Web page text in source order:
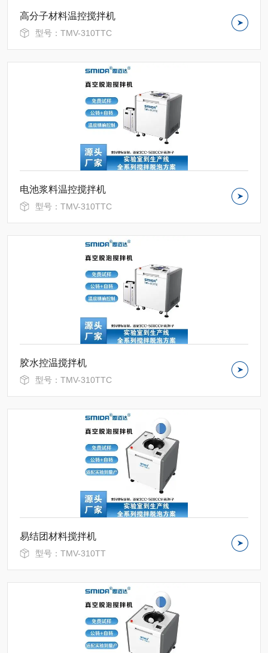
高分子材料温控搅拌机
型号：TMV-310TTC
电池浆料温控搅拌机
型号：TMV-310TTC
胶水控温搅拌机
型号：TMV-310TTC
易结团材料搅拌机
型号：TMV-310TT